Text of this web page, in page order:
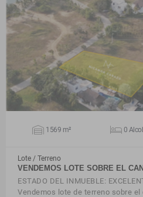
VER
1569 m² 0
Lote / Terreno
VENDEMOS LOTE SOBRE EL
ESTADO DEL INMUEBLE:
Vendemos lote de terreno sobre